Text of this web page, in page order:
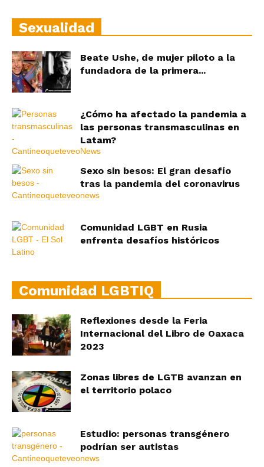
Sexualidad
Beate Ushe, de mujer piloto a la
fundadora de la primera...
¿Cómo ha afectado la pandemia a
las personas transmasculinas en
Latam?
Sexo sin besos: El gran desafío
tras la pandemia del coronavirus
Comunidad LGBT en Rusia
enfrenta desafíos históricos
Comunidad LGBTIQ
Reflexiones desde la Feria
Internacional del Libro de Oaxaca
2023
Zonas libres de LGTB avanzan en
el territorio polaco
Estudio: personas transgénero
podrían ser autistas